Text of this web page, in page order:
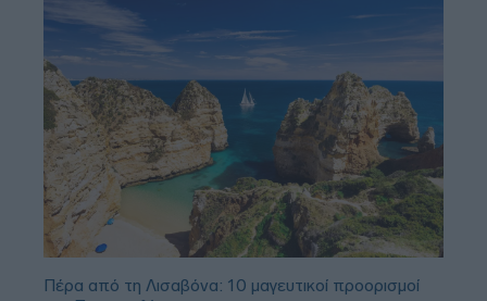
Πέρα από τη Λισαβόνα: 10 μαγευτικοί προορισμοί